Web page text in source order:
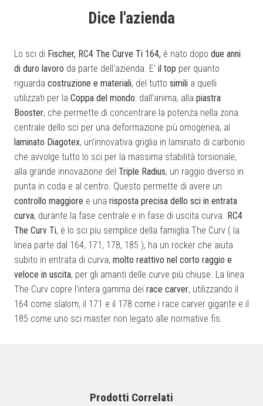
Dice l'azienda
Lo sci di Fischer, RC4 The Curve Ti 164, è nato dopo due anni
di duro lavoro da parte dell'azienda. E' il top per quanto
riguarda costruzione e materiali, del tutto simili a quelli
utilizzati per la Coppa del mondo: dall’anima, alla piastra
Booster, che permette di concentrare la potenza nella zona
centrale dello sci per una deformazione più omogenea, al
laminato Diagotex, un’innovativa griglia in laminato di carbonio
che avvolge tutto lo sci per la massima stabilità torsionale,
alla grande innovazione del Triple Radius, un raggio diverso in
punta in coda e al centro. Questo permette di avere un
controllo maggiore e una risposta precisa dello sci in entrata
curva, durante la fase centrale e in fase di uscita curva. RC4
The Curv Ti, è lo sci piu semplice della famiglia The Curv ( la
linea parte dal 164, 171, 178, 185 ), ha un rocker che aiuta
subito in entrata di curva, molto reattivo nel corto raggio e
veloce in uscita, per gli amanti delle curve più chiuse. La linea
The Curv copre l'intera gamma dei race carver, utilizzando il
164 come slalom, il 171 e il 178 come i race carver gigante e il
185 come uno sci master non legato alle normative fis.
Prodotti Correlati